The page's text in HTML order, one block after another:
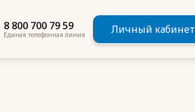
8 800 700 79 59
Единая телефонная линия Личный кабинет